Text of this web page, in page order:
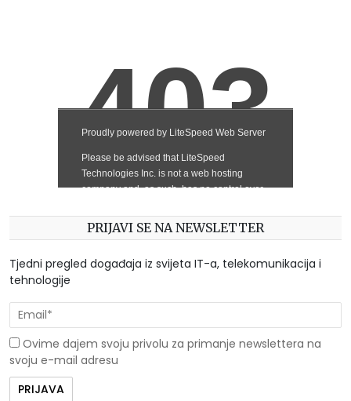
PRIJAVI SE NA NEWSLETTER
Tjedni pregled događaja iz svijeta IT-a, telekomunikacija i
tehnologije
Ovime dajem svoju privolu za primanje newslettera na
svoju e-mail adresu